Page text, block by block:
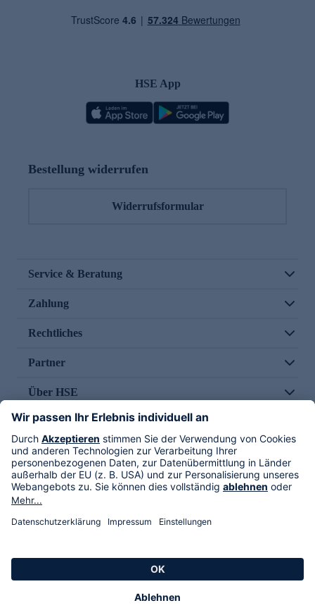
HSE App
Bestellung widerrufen
Widerrufsformular
Service & Beratung
Zahlung
Rechtliches
Partner
Über HSE
Im TV
HSE International